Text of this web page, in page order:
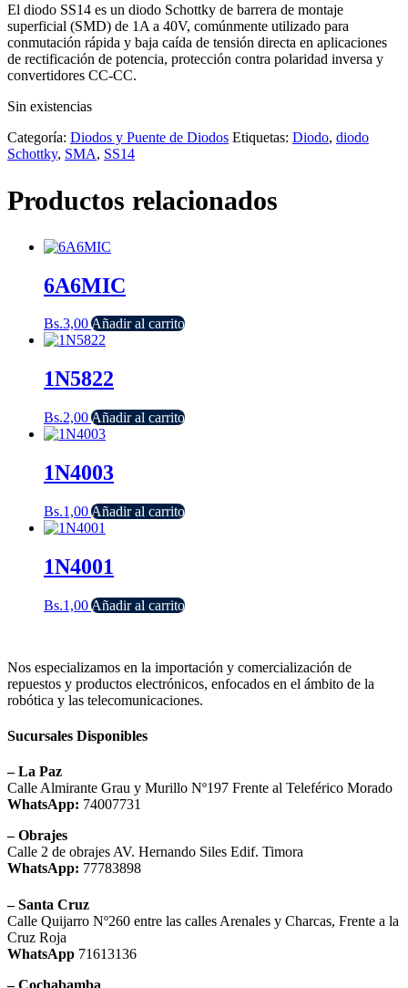
El diodo SS14 es un diodo Schottky de barrera de montaje
superficial (SMD) de 1A a 40V, comúnmente utilizado para
conmutación rápida y baja caída de tensión directa en aplicaciones
de rectificación de potencia, protección contra polaridad inversa y
convertidores CC-CC.
Sin existencias
Categoría: Diodos y Puente de Diodos Etiquetas: Diodo, diodo
Schottky, SMA, SS14
Productos relacionados
6A6MIC
Bs.3,00Añadir al carrito
1N5822
Bs.2,00Añadir al carrito
1N4003
Bs.1,00Añadir al carrito
1N4001
Bs.1,00Añadir al carrito
Nos especializamos en la importación y comercialización de
repuestos y productos electrónicos, enfocados en el ámbito de la
robótica y las telecomunicaciones.
Sucursales Disponibles
– La Paz
Calle Almirante Grau y Murillo Nº197 Frente al Teleférico Morado
WhatsApp: 74007731
– Obrajes
Calle 2 de obrajes AV. Hernando Siles Edif. Timora
WhatsApp: 77783898
– Santa Cruz
Calle Quijarro Nº260 entre las calles Arenales y Charcas, Frente a la
Cruz Roja
WhatsApp 71613136
– Cochabamba